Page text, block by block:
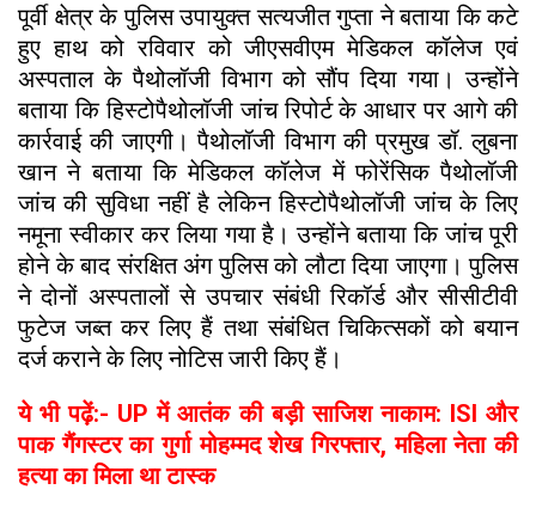
पूर्वी क्षेत्र के पुलिस उपायुक्त सत्यजीत गुप्ता ने बताया कि कटे
हुए हाथ को रविवार को जीएसवीएम मेडिकल कॉलेज एवं
अस्पताल के पैथोलॉजी विभाग को सौंप दिया गया। उन्होंने
बताया कि हिस्टोपैथोलॉजी जांच रिपोर्ट के आधार पर आगे की
कार्रवाई की जाएगी। पैथोलॉजी विभाग की प्रमुख डॉ. लुबना
खान ने बताया कि मेडिकल कॉलेज में फोरेंसिक पैथोलॉजी
जांच की सुविधा नहीं है लेकिन हिस्टोपैथोलॉजी जांच के लिए
नमूना स्वीकार कर लिया गया है। उन्होंने बताया कि जांच पूरी
होने के बाद संरक्षित अंग पुलिस को लौटा दिया जाएगा। पुलिस
ने दोनों अस्पतालों से उपचार संबंधी रिकॉर्ड और सीसीटीवी
फुटेज जब्त कर लिए हैं तथा संबंधित चिकित्सकों को बयान
दर्ज कराने के लिए नोटिस जारी किए हैं।
ये भी पढ़ें:- UP में आतंक की बड़ी साजिश नाकाम: ISI और
पाक गैंगस्टर का गुर्गा मोहम्मद शेख गिरफ्तार, महिला नेता की
हत्या का मिला था टास्क